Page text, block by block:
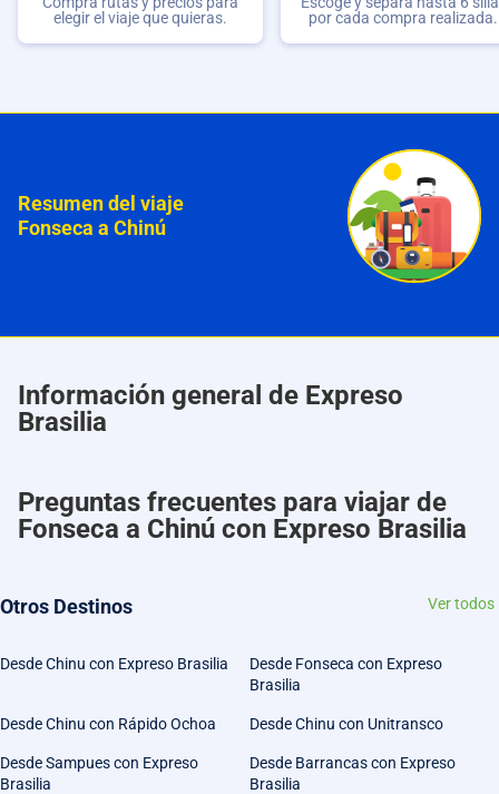
elegir el viaje que quieras.
por cada compra realizada.
Resumen del viaje
Fonseca a Chinú
Información general de Expreso
Brasilia
Preguntas frecuentes para viajar de
Fonseca a Chinú con Expreso Brasilia
Otros Destinos Ver todos
Desde Chinu con Expreso Brasilia
Desde Fonseca con Expreso
Brasilia
Desde Chinu con Rápido Ochoa Desde Chinu con Unitransco
Desde Sampues con Expreso
Brasilia
Desde Barrancas con Expreso
Brasilia